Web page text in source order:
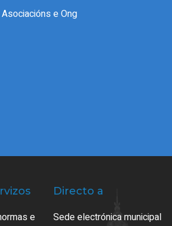
Asociacións e Ong
e
Directo a
Sede electrónica municipal